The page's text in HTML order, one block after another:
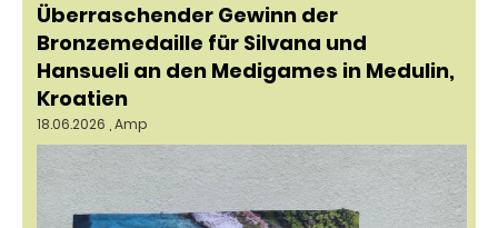
Überraschender Gewinn der
Bronzemedaille für Silvana und
Hansueli an den Medigames in Medulin,
Kroatien
18.06.2026 , Amp